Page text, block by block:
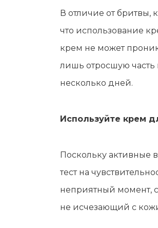
В отличие от бритвы,
что использование
крем не может
лишь отросшую часть
несколько дней.
Используйте крем
Поскольку активные
тест на
неприятный момент,
не исчезающий с